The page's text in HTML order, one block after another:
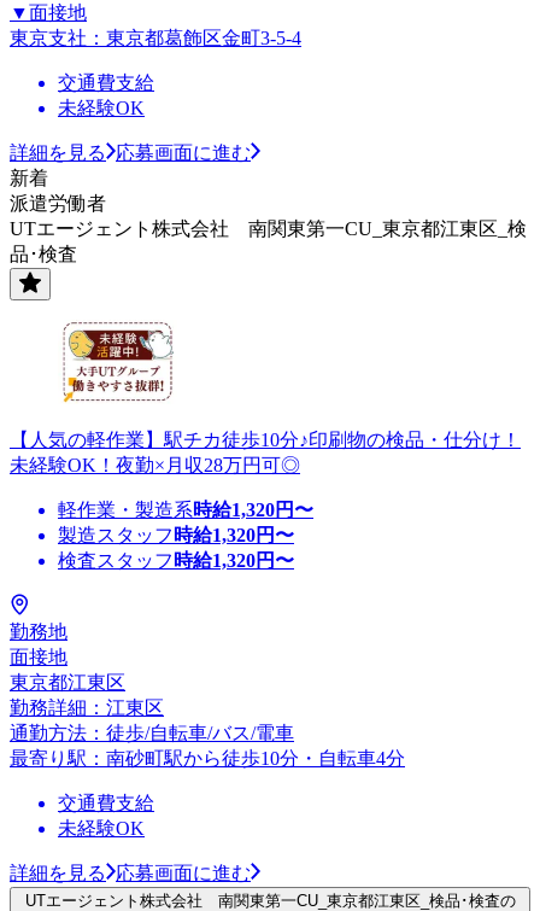
▼面接地
東京支社：東京都葛飾区金町3-5-4
交通費支給
未経験OK
詳細を見る
応募画面に進む
新着
派遣労働者
UTエージェント株式会社 南関東第一CU_東京都江東区_検
品･検査
【人気の軽作業】駅チカ徒歩10分♪印刷物の検品・仕分け！
未経験OK！夜勤×月収28万円可◎
軽作業・製造系時給1,320円〜
製造スタッフ 時給1,320円〜
検査スタッフ 時給1,320円〜
勤務地
面接地
東京都江東区
勤務詳細：江東区
通勤方法：徒歩/自転車/バス/電車
最寄り駅：南砂町駅から徒歩10分・自転車4分
交通費支給
未経験OK
詳細を見る 応募画面に進む
UTエージェント株式会社 南関東第一CU_東京都江東区_検品･検査の